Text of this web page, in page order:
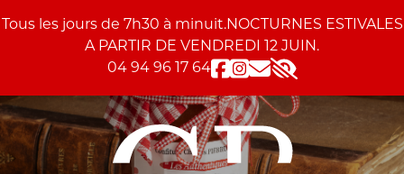
Tous les jours de 7h30 à minuit.NOCTURNES ESTIVALES
A PARTIR DE VENDREDI 12 JUIN.
04 94 96 17 64